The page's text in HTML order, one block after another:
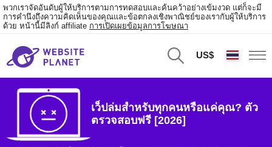
พวกเราจัดอันดับผู้ให้บริการตามการทดสอบและค้นคว้าอย่างเข้มงวด แต่ก็จะมี
การคำนึงถึงความคิดเห็นของคุณและข้อตกลงเชิงพาณิชย์ของเรากับผู้ให้บริการ
ด้วย หน้านี้มีลิงก์ affiliate การเปิดเผยข้อมูลการโฆษณา
US$
เว็ปล่มสำหรับทุกคนหรือแค่คุณ? ตัว
ตรวจสอบฟรี [2026]